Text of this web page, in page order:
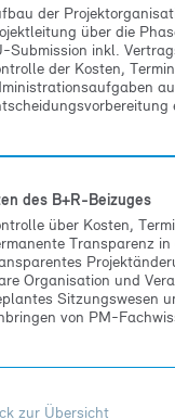
der
über die
Submission inkl.
der Kosten,
des B+R-Beizuges
über Kosten,
Transparenz
Organisation und
Sitzungswesen
von PM-
zur Übersicht